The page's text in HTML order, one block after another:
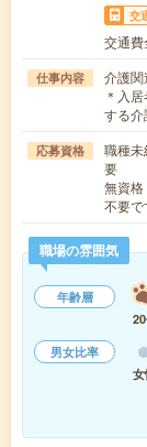
交
交通
仕事内容
介護関
＊入
する
応募資格
職種未
要
無資
不要
職場の雰囲気
年齢層
男女比率